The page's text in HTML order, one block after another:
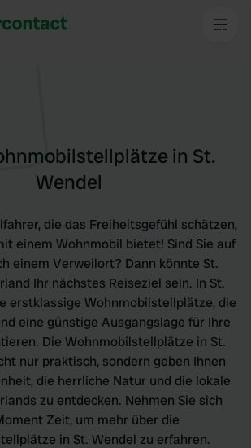
in St.
Wendel
die das Freiheitsgefühl schätzen,
einem Wohnmobil bietet! Sind Sie auf
einem Verweilort? Dann könnte St.
Ihr nächstes Reiseziel sein. In St.
erstklassige Wohnmobilstellplätze, die
eine günstige Ausgangslage für Ihre
Die Wohnmobilstellplätze in St.
nur praktisch, sondern geben Ihnen
die herrliche Natur und die lokale
zu entdecken. Nehmen Sie sich
Zeit, um mehr über die
in St. Wendel zu erfahren.